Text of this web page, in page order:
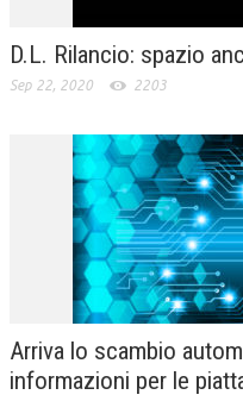
D.L. Rilancio: spazio
Sep 22, 2020 2203
Arriva lo scambio
informazioni per le